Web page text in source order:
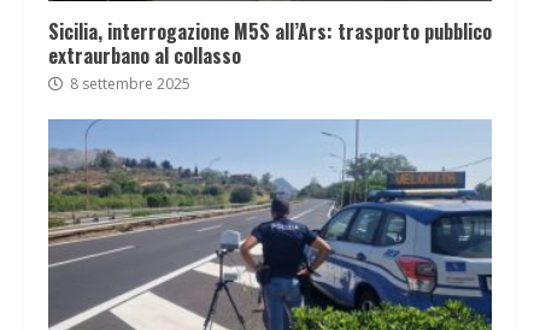
Sicilia, interrogazione M5S all’Ars: trasporto pubblico
extraurbano al collasso
8 settembre 2025